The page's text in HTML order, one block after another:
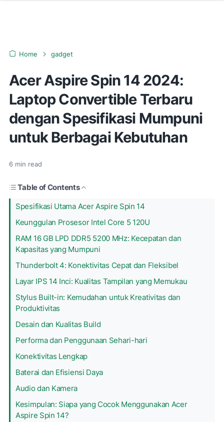
Home gadget
Acer Aspire Spin 14 2024:
Laptop Convertible Terbaru
dengan Spesifikasi Mumpuni
untuk Berbagai Kebutuhan
6 min read
Table of Contents
Spesifikasi Utama Acer Aspire Spin 14
Keunggulan Prosesor Intel Core 5 120U
RAM 16 GB LPD DDR5 5200 MHz: Kecepatan dan
Kapasitas yang Mumpuni
Thunderbolt 4: Konektivitas Cepat dan Fleksibel
Layar IPS 14 Inci: Kualitas Tampilan yang Memukau
Stylus Built-in: Kemudahan untuk Kreativitas dan
Produktivitas
Desain dan Kualitas Build
Performa dan Penggunaan Sehari-hari
Konektivitas Lengkap
Baterai dan Efisiensi Daya
Audio dan Kamera
Kesimpulan: Siapa yang Cocok Menggunakan Acer
Aspire Spin 14?